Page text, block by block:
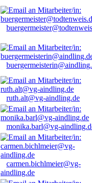
ruth.alt@vg-aindling.de
monika.barl@vg-
carmen.bichlmeier@vg-
aindling.de